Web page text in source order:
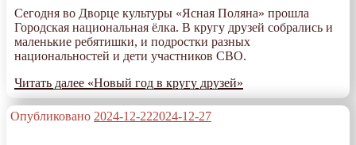
Сегодня во Дворце культуры «Ясная Поляна» прошла
Городская национальная ёлка. В кругу друзей собрались и
маленькие ребятишки, и подростки разных
национальностей и дети участников СВО.
Читать далее «Новый год в кругу друзей»
Опубликовано 2024-12-222024-12-27